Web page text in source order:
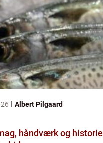
Albert Pilgaard
håndværk og historie